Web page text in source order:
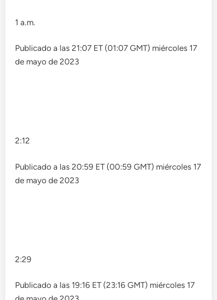
1 a.m.
Publicado a las 21:07 ET (01:07 GMT) miércoles 17
de mayo de 2023
2:12
Publicado a las 20:59 ET (00:59 GMT) miércoles 17
de mayo de 2023
2:29
Publicado a las 19:16 ET (23:16 GMT) miércoles 17